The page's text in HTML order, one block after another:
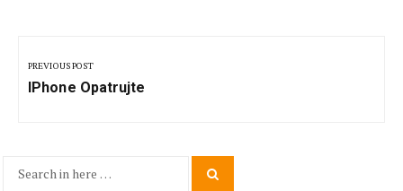
pro
příspěvek
PREVIOUS POST
Previous
IPhone Opatrujte
Search